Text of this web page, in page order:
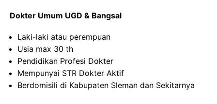
Dokter Umum UGD & Bangsal
Laki-laki atau perempuan
Usia max 30 th
Pendidikan Profesi Dokter
Mempunyai STR Dokter Aktif
Berdomisili di Kabupaten Sleman dan Sekitarnya